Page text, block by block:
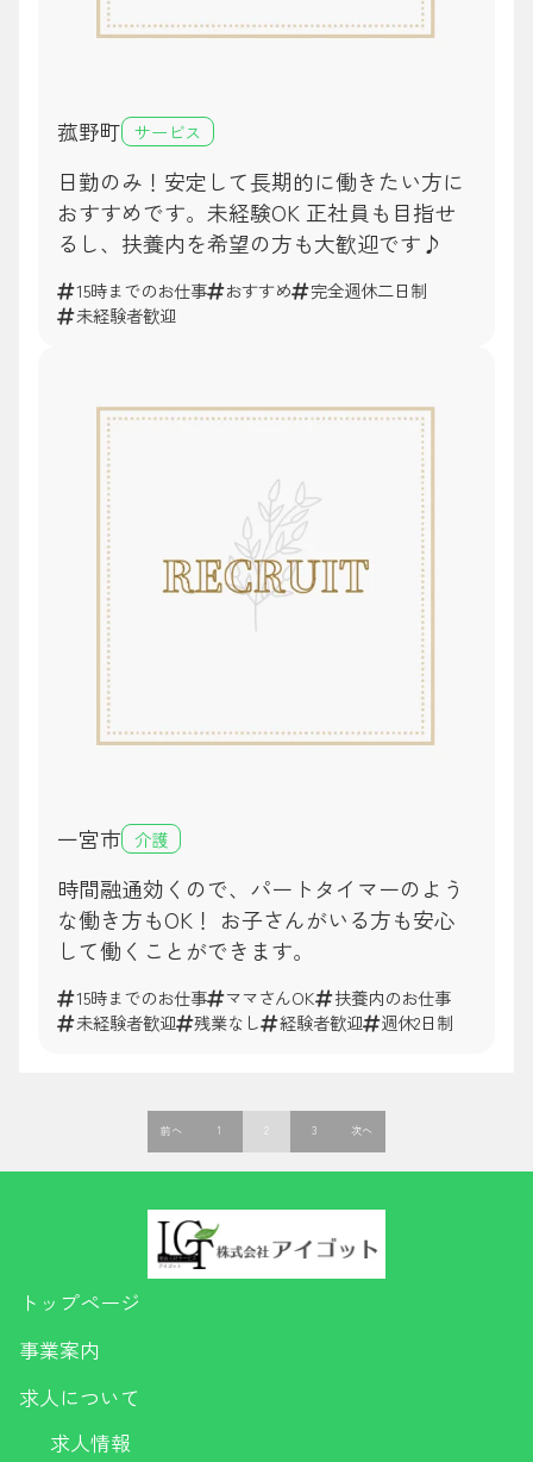
菰野町 サービス
日勤のみ！安定して長期的に働きたい方に
おすすめです。未経験OK 正社員も目指せ
るし、扶養内を希望の方も大歓迎です♪
15時までのお仕事 おすすめ
完全週休二日制
未経験者歓迎
一宮市 介護
時間融通効くので、パートタイマーのよう
な働き方もOK！ お子さんがいる方も安心
して働くことができます。
15時までのお仕事 ママさんOK
扶養内のお仕事
未経験者歓迎
残業なし 経験者歓迎 週休2日制
送
り
前へ 1 2 3 次へ
トップページ
事業案内
求人について
求人情報